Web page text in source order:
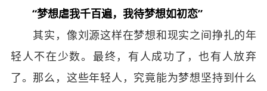
“梦想虐我千百遍，我待梦想如初恋”
其实，像刘源这样在梦想和现实之间挣扎的年
轻人不在少数。最终，有人成功了，也有人放弃
了。那么，这些年轻人，究竟能为梦想坚持到什么